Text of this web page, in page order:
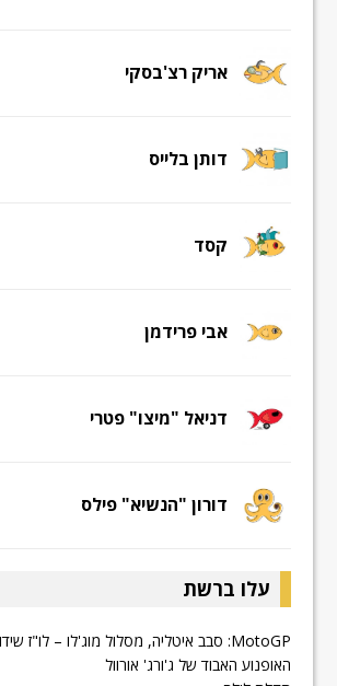
אריק רצ'בסקי
דותן בלייס
קסד
אבי פרידמן
דניאל "מיצו" פטרי
דורון "הנשיא" פילס
עלו ברשת
MotoGP: סבב איטליה, מסלול מוג'לו – לו"ז שידורים לסופ"ש
האופנוע האבוד של ג'ורג' אורוול